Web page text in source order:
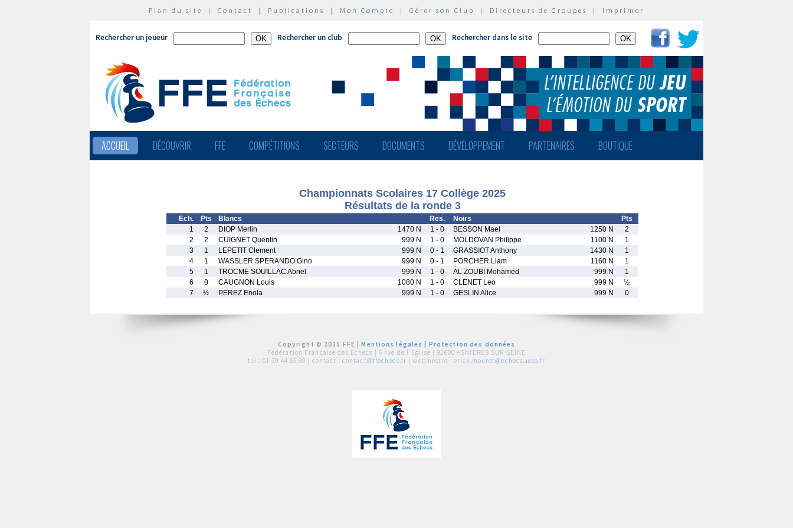
Plan du site | Contact | Publications | Mon Compte | Gérer son Club | Directeurs de Groupes | Imprimer
Rechercher un joueur Rechercher un club Rechercher dans le site
ACCUEIL DÉCOUVRIR FFE COMPÉTITIONS SECTEURS DOCUMENTS DÉVELOPPEMENT PARTENAIRES BOUTIQUE
Championnats Scolaires 17 Collège 2025
Résultats de la ronde 3
Ech. Pts Blancs Res. Noirs
Pts
1
2 DIOP Merlin 1470 N 1 - 0 BESSON Mael 1250 N
2
2
2 CUIGNET Quentin 999 N 1 - 0 MOLDOVAN Philippe 1100 N
1
3
1 LEPETIT Clement 999 N 0 - 1 GRASSIOT Anthony 1430 N
1
4
1 WASSLER SPERANDO Gino 999 N 0 - 1 PORCHER Liam 1160 N
1
5
1 TROCME SOUILLAC Abriel 999 N 1 - 0 AL ZOUBI Mohamed 999 N
1
6
0 CAUGNON Louis 1080 N 1 - 0 CLENET Leo 999 N
½
7
½ PEREZ Enola 999 N 1 - 0 GESLIN Alice 999 N 0
Copyright © 2015 FFE |Mentions légales
Protection des données
Fédération Française des Echecs | 6 rue de l'Eglise | 92600 ASNIERES SUR SEINE
tél : 01 39 44 65 80 | contact : contact@ffechecs.fr | webmestre : erick.mouret@echecs.asso.fr